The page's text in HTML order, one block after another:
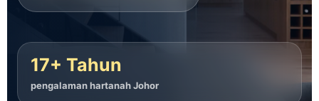
17+ Tahun
pengalaman hartanah Johor